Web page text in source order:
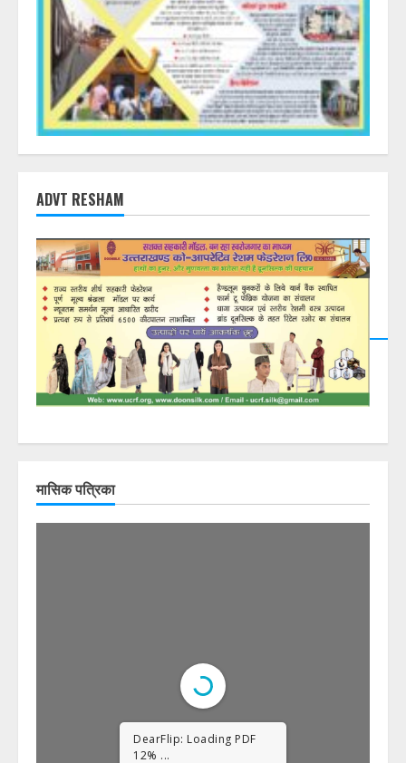
ADVT RESHAM
मासिक पत्रिका
DearFlip: Loading PDF
23% ...